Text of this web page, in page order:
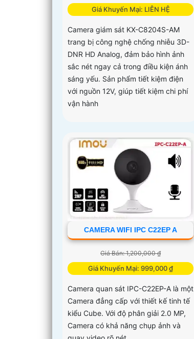
Giá Khuyến Mại: LIÊN HỆ
Camera giám sát KX-C8204S-AM
trang bị công nghệ chống nhiễu 3D-
DNR HD Analog, đảm bảo hình ảnh
sắc nét ngay cả trong điều kiện ánh
sáng yếu. Sản phẩm tiết kiệm điện
với nguồn 12V, giúp tiết kiệm chi phí
vận hành
CAMERA WIFI IPC C22EP A
Giá Bán: 1,200,000 ₫
Giá Khuyến Mại: 999,000 ₫
Camera quan sát IPC-C22EP-A là một
Camera đẳng cấp với thiết kế tinh tế
kiểu Cube. Với độ phân giải 2.0 MP,
Camera có khả năng chụp ảnh và